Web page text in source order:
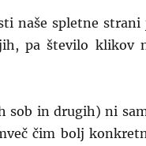
naše spletne strani
pa število klikov
sob in drugih) ni
čim bolj